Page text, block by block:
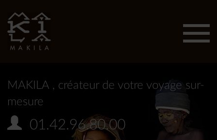
MAKILA , créateur de votre voyage sur-
mesure
01.42.96.80.00